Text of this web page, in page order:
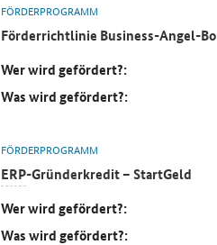
FÖRDERPROGRAMM
Förderrichtlinie Business-Angel-
Wer wird gefördert?:
Was wird gefördert?:
FÖRDERPROGRAMM
ERP-Gründerkredit – StartGeld
Wer wird gefördert?:
Was wird gefördert?: